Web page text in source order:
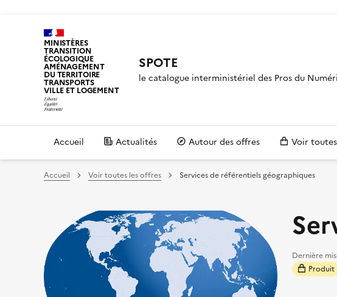
MINISTÈRES
TRANSITION
ÉCOLOGIQUE
AMÉNAGEMENT
DU TERRITOIRE
TRANSPORTS
VILLE ET LOGEMENT
SPOTE
le catalogue interministériel des Pros du
Accueil Actualités Autour des offres Voir
Accueil Voir toutes les offres Services de référentiels géographiques
Dernière
Produit